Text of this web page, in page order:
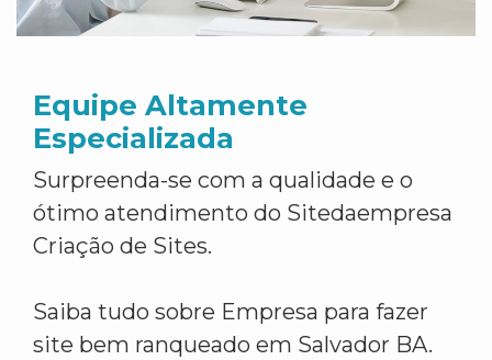
Equipe Altamente
Especializada
Surpreenda-se com a qualidade e o
ótimo atendimento do Sitedaempresa
Criação de Sites.
Saiba tudo sobre Empresa para fazer
site bem ranqueado em Salvador BA.